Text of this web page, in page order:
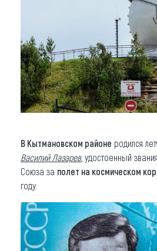
В Кытмановском районе родился
Василий Лазарев, удостоенный
Союза за полет на космическом
году.